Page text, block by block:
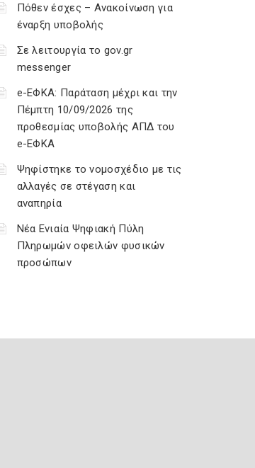
Πόθεν έσχες – Ανακοίνωση για
έναρξη υποβολής
Σε λειτουργία το gov.gr
messenger
e-ΕΦΚΑ: Παράταση μέχρι και την
Πέμπτη 10/09/2026 της
προθεσμίας υποβολής ΑΠΔ του
e-ΕΦΚΑ
Ψηφίστηκε το νομοσχέδιο με τις
αλλαγές σε στέγαση και
αναπηρία
Νέα Ενιαία Ψηφιακή Πύλη
Πληρωμών οφειλών φυσικών
προσώπων